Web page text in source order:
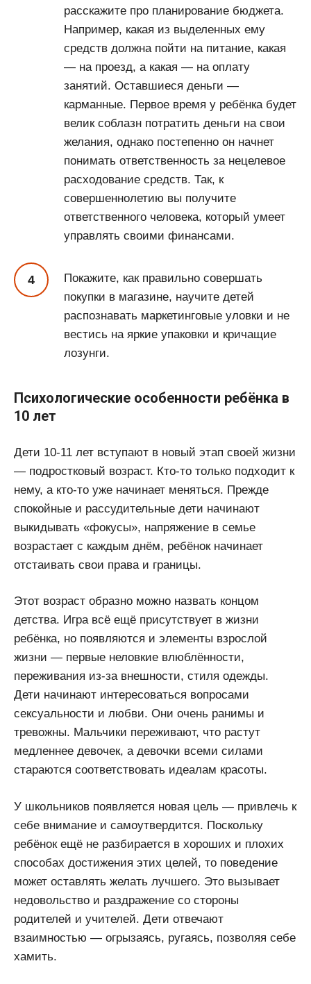
расскажите про планирование бюджета.
Например, какая из выделенных ему
средств должна пойти на питание, какая
— на проезд, а какая — на оплату
занятий. Оставшиеся деньги —
карманные. Первое время у ребёнка будет
велик соблазн потратить деньги на свои
желания, однако постепенно он начнет
понимать ответственность за нецелевое
расходование средств. Так, к
совершеннолетию вы получите
ответственного человека, который умеет
управлять своими финансами.
Покажите, как правильно совершать
покупки в магазине, научите детей
распознавать маркетинговые уловки и не
вестись на яркие упаковки и кричащие
лозунги.
Психологические особенности ребёнка в
10 лет
Дети 10-11 лет вступают в новый этап своей жизни
— подростковый возраст. Кто-то только подходит к
нему, а кто-то уже начинает меняться. Прежде
спокойные и рассудительные дети начинают
выкидывать «фокусы», напряжение в семье
возрастает с каждым днём, ребёнок начинает
отстаивать свои права и границы.
Этот возраст образно можно назвать концом
детства. Игра всё ещё присутствует в жизни
ребёнка, но появляются и элементы взрослой
жизни — первые неловкие влюблённости,
переживания из-за внешности, стиля одежды.
Дети начинают интересоваться вопросами
сексуальности и любви. Они очень ранимы и
тревожны. Мальчики переживают, что растут
медленнее девочек, а девочки всеми силами
стараются соответствовать идеалам красоты.
У школьников появляется новая цель — привлечь к
себе внимание и самоутвердится. Поскольку
ребёнок ещё не разбирается в хороших и плохих
способах достижения этих целей, то поведение
может оставлять желать лучшего. Это вызывает
недовольство и раздражение со стороны
родителей и учителей. Дети отвечают
взаимностью — огрызаясь, ругаясь, позволяя себе
хамить.